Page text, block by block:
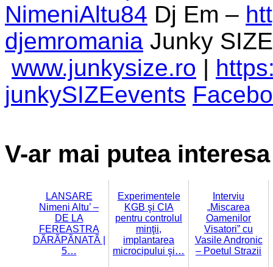
NimeniAltu84 Dj Em –
djemromania Junky
www.junkysize.ro |
junkySIZEevents
V-ar mai putea
LANSARE
Nimeni Altu’ –
DE LA
FEREASTRA
DÃRÃPÃNATÃ |
5…
Experimentele
KGB şi CIA
pentru controlul
minţii,
implantarea
microcipului şi…
Interviu
„Miscarea
Oamenilor
Visatori” cu
Vasile Andronic
– Poetul Strazii